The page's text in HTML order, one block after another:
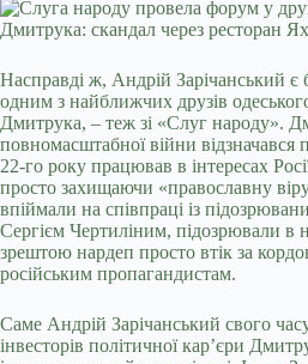
Насправді ж, Андрій Зарічанський є
одним з найближчих друзів
Дмитрука, – теж зі «Слуг народу».
повномасштабної війни відзначався
22-го року працював в інтересах
просто захищаючи «православну
впіймали на співпраці із
Сергієм Чертиліним, підозрювали в
зрештою нардеп просто втік за
російським пропагандистам.
Саме Андрій Зарічанський свого
інвесторів політичної кар’єри